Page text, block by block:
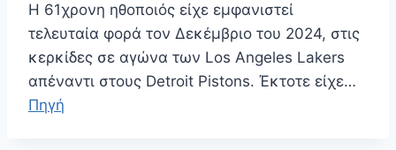
Η 61χρονη ηθοποιός είχε εμφανιστεί
τελευταία φορά τον Δεκέμβριο του 2024, στις
κερκίδες σε αγώνα των Los Angeles Lakers
απέναντι στους Detroit Pistons. Έκτοτε είχε…
Πηγή